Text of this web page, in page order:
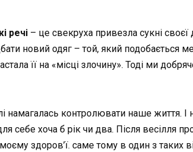
речі – це свекруха привезла сукні
новий одяг – той, який подобається
її на «місці злочину». Тоді ми
намагалась контролювати наше життя. І
себе хоча б рік чи два. Після весілля
здоров’ї. саме тому в один з таких